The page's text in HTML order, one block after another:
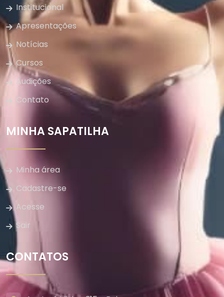
Institucional
Apresentações
Notícias
Cursos
Audições
Contato
MINHA SAPATILHA
Minha área
Cadastre-se
Acesse
Sair
CONTATOS